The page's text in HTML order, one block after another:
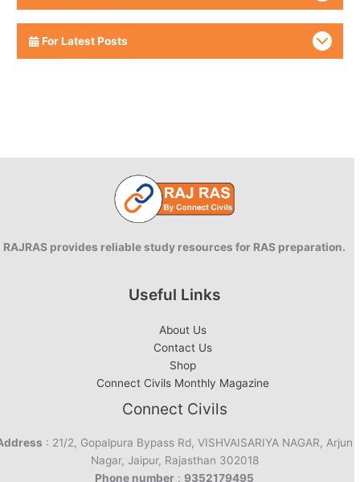
For Latest Posts
RAJRAS provides reliable study resources for RAS preparation.
Useful Links
About Us
Contact Us
Shop
Connect Civils Monthly Magazine
Connect Civils
: 21/2, Gopalpura Bypass Rd, VISHVAISARIYA NAGAR, Arjun
Nagar, Jaipur, Rajasthan 302018
Phone number : 9352179495